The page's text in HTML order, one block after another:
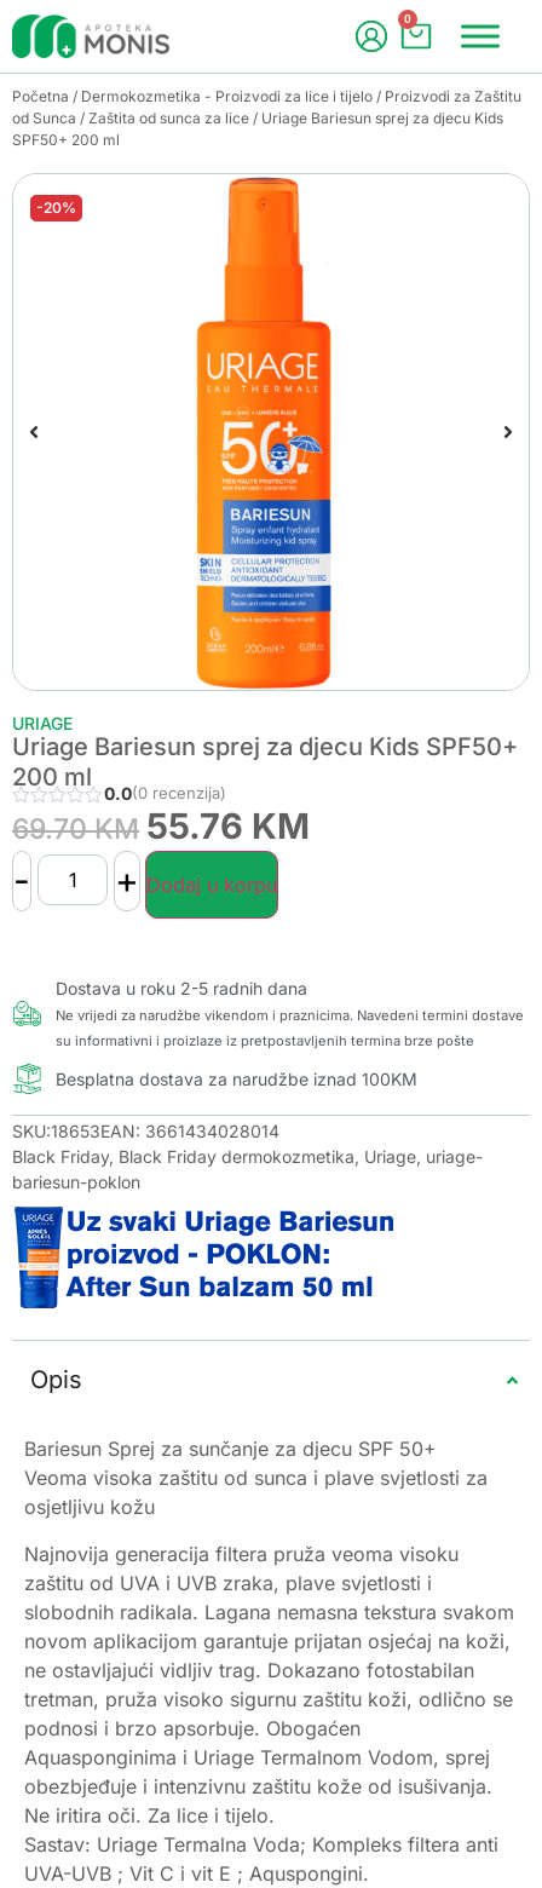
0
Početna / Dermokozmetika - Proizvodi za lice i tijelo / Proizvodi za Zaštitu
od Sunca / Zaštita od sunca za lice / Uriage Bariesun sprej za djecu Kids
SPF50+ 200 ml
-20%
URIAGE
Uriage Bariesun sprej za djecu Kids SPF50+
200 ml
0.0(0 recenzija)
69.70KM 55.76 KM
- + Dodaj u korpu
Dostava u roku 2-5 radnih dana
Ne vrijedi za narudžbe vikendom i praznicima. Navedeni termini dostave
su informativni i proizlaze iz pretpostavljenih termina brze pošte
Besplatna dostava za narudžbe iznad 100KM
SKU:18653EAN: 3661434028014
Black Friday, Black Friday dermokozmetika, Uriage, uriage-
bariesun-poklon
Opis
Bariesun Sprej za sunčanje za djecu SPF 50+
Veoma visoka zaštitu od sunca i plave svjetlosti za
osjetljivu kožu
Najnovija generacija filtera pruža veoma visoku
zaštitu od UVA i UVB zraka, plave svjetlosti i
slobodnih radikala. Lagana nemasna tekstura svakom
novom aplikacijom garantuje prijatan osjećaj na koži,
ne ostavljajući vidljiv trag. Dokazano fotostabilan
tretman, pruža visoko sigurnu zaštitu koži, odlično se
podnosi i brzo apsorbuje. Obogaćen
Aquasponginima i Uriage Termalnom Vodom, sprej
obezbjeđuje i intenzivnu zaštitu kože od isušivanja.
Ne iritira oči. Za lice i tijelo.
Sastav: Uriage Termalna Voda; Kompleks filtera anti
UVA-UVB ; Vit C i vit E ; Aquspongini.